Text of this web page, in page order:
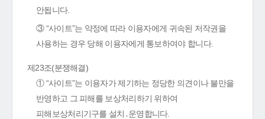
안됩니다.
③ “사이트”는 약정에 따라 이용자에게 귀속된 저작권을
사용하는 경우 당해 이용자에게 통보하여야 합니다.
제23조(분쟁해결)
① “사이트”는 이용자가 제기하는 정당한 의견이나 불만을
반영하고 그 피해를 보상처리하기 위하여
피해보상처리기구를 설치․운영합니다.